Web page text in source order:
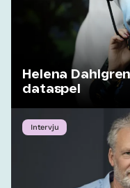
Helena
dataspel
Intervju